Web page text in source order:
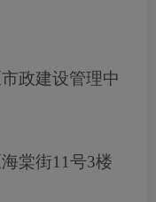
政建设管理中
棠街11号3楼